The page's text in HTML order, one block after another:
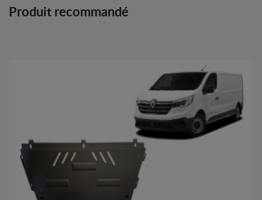
Produit recommandé